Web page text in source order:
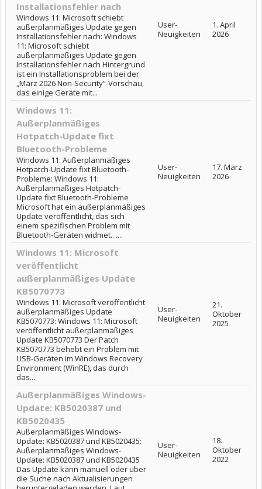
Installationsfehler nach
Windows 11: Microsoft schiebt
außerplanmäßiges Update gegen
Installationsfehler nach: Windows
11: Microsoft schiebt
außerplanmäßiges Update gegen
Installationsfehler nach Hintergrund
ist ein Installationsproblem bei der
„März 2026 Non-Security“-Vorschau,
das einige Geräte mit...
User-
Neuigkeiten
1. April
2026
Windows 11:
Außerplanmäßiges
Hotpatch-Update fixt
Bluetooth-Probleme
Windows 11: Außerplanmäßiges
Hotpatch-Update fixt Bluetooth-
Probleme: Windows 11:
Außerplanmäßiges Hotpatch-
Update fixt Bluetooth-Probleme
Microsoft hat ein außerplanmäßiges
Update veröffentlicht, das sich
einem spezifischen Problem mit
Bluetooth-Geräten widmet.. ....
User-
Neuigkeiten
17. März
2026
Windows 11: Microsoft
veröffentlicht
außerplanmäßiges Update
KB5070773
Windows 11: Microsoft veröffentlicht
außerplanmäßiges Update
KB5070773: Windows 11: Microsoft
veröffentlicht außerplanmäßiges
Update KB5070773 Der Patch
KB5070773 behebt ein Problem mit
USB-Geräten im Windows Recovery
Environment (WinRE), das durch
das...
User-
Neuigkeiten
21.
Oktober
2025
Außerplanmäßiges Windows-
Update: KB5020387 und
KB5020435
Außerplanmäßiges Windows-
Update: KB5020387 und KB5020435:
Außerplanmäßiges Windows-
Update: KB5020387 und KB5020435
Das Update kann manuell oder über
die Suche nach Aktualisierungen
User-
Neuigkeiten
18.
Oktober
2022